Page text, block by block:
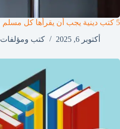
5 كتب دينية يجب أن يقرأها كل مسلم مرة في حياته
أكتوبر 6, 2025
كتب ومؤلفات